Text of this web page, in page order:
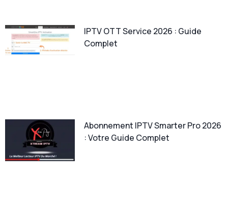
IPTV OTT Service 2026 : Guide
Complet
Abonnement IPTV Smarter Pro 2026
: Votre Guide Complet